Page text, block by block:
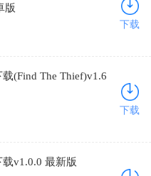
版
下载
(Find The Thief)v1.6
下载
v1.0.0 最新版